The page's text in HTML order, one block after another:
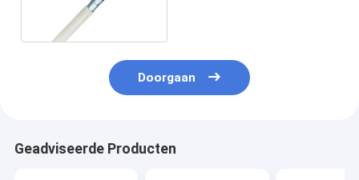
Doorgaan
Geadviseerde Producten